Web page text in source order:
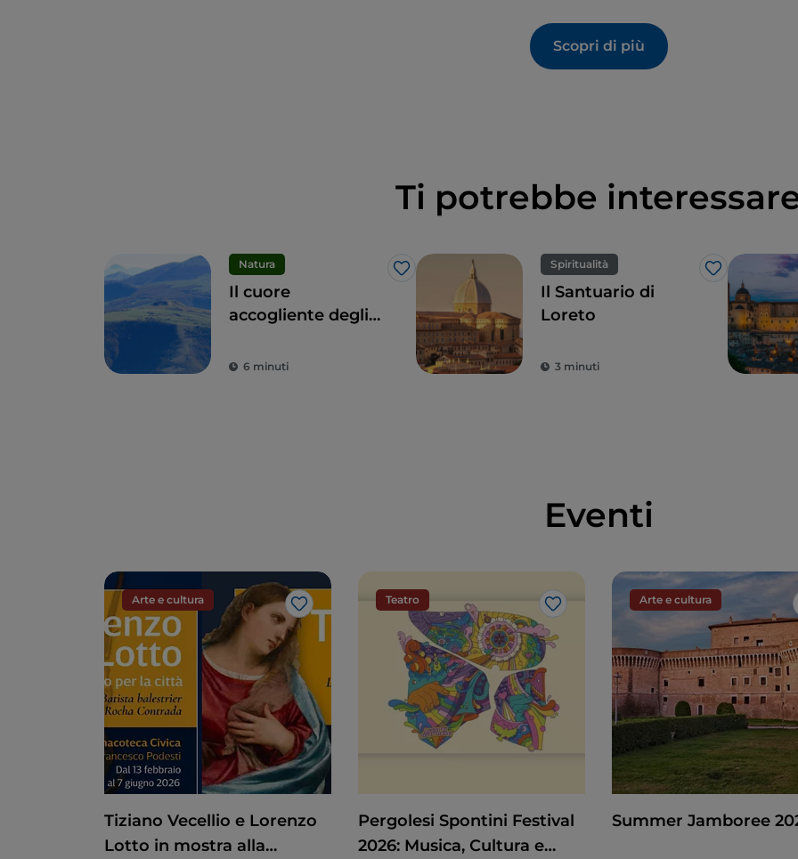
Scopri di più
Ti potrebbe
Natura
Like
Il cuore
accogliente degli
comuni delle Alte
6 minuti
Spiritualità
Like
Il Santuario di
Loreto
3 minuti
Eventi
Arte e cultura
Like
Tiziano Vecellio e Lorenzo
Lotto in mostra alla
Teatro
Like
Pergolesi Spontini Festival
2026: Musica, Cultura e
Arte e cultura
Summer Jamboree